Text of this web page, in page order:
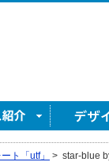
ト「utf」 > star-blue